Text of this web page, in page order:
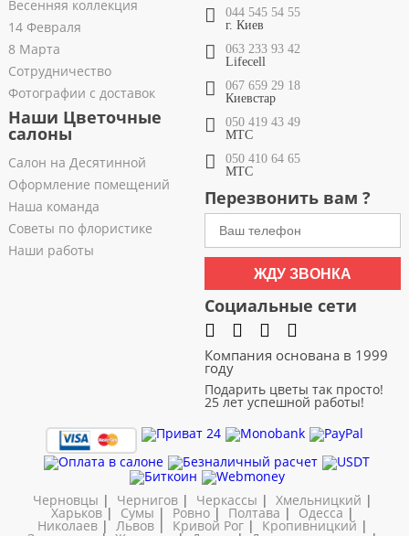
Весенняя коллекция
14 Февраля
8 Марта
Сотрудничество
Фотографии с доставок
Наши Цветочные
салоны
Салон на Десятинной
Оформление помещений
Наша команда
Советы по флористике
Наши работы
044 545 54 55
г. Киев
063 233 93 42
Lifecell
067 659 29 18
Киевстар
050 419 43 49
МТС
050 410 64 65
МТС
Перезвонить вам ?
ЖДУ ЗВОНКА
Социальные сети
Компания основана в 1999
году
Подарить цветы так просто!
25 лет успешной работы!
Черновцы | Чернигов | Черкассы | Хмельницкий |
Харьков| Сумы | Ровно | Полтава | Одесса |
Николаев | Львов Кривой Рог | Кропивницкий |